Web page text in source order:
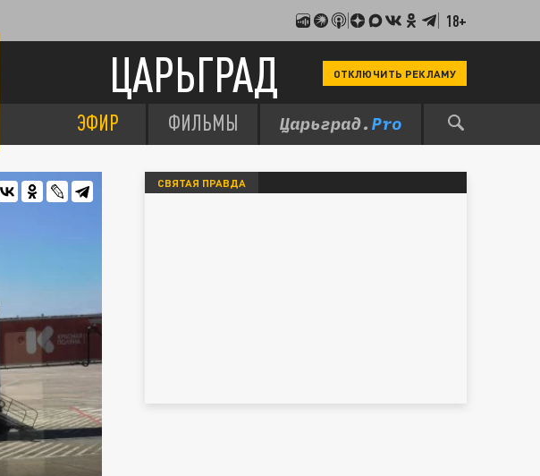
18+
ЦАРЬГРАД ОТКЛЮЧИТЬ РЕКЛАМУ
ЭФИР ФИЛЬМЫ
СВЯТАЯ ПРАВДА